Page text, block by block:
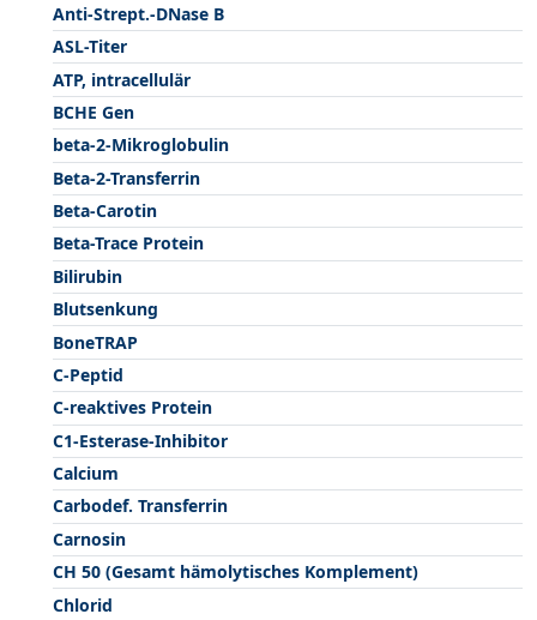
Anti-Strept.-DNase B
ASL-Titer
ATP, intracellulär
BCHE Gen
beta-2-Mikroglobulin
Beta-2-Transferrin
Beta-Carotin
Beta-Trace Protein
Bilirubin
Blutsenkung
BoneTRAP
C-Peptid
C-reaktives Protein
C1-Esterase-Inhibitor
Calcium
Carbodef. Transferrin
Carnosin
CH 50 (Gesamt hämolytisches Komplement)
Chlorid